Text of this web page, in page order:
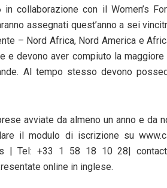
collaborazione con il Women’s
assegnati quest’anno a sei
– Nord Africa, Nord America e
e devono aver compiuto la
Al tempo stesso devono
avviate da almeno un anno e da
il modulo di iscrizione su
| Tel: +33 1 58 18 10 28|
online in inglese.